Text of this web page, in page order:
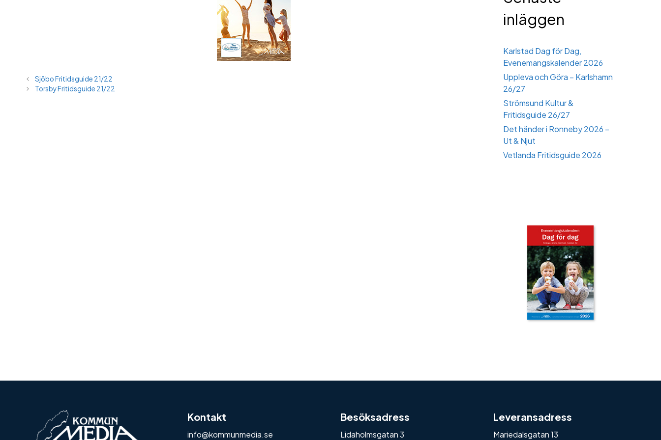
Sjöbo Fritidsguide 21/22
Torsby Fritidsguide 21/22
inläggen
Karlstad Dag för Dag,
Evenemangskalender 2026
Uppleva och Göra – Karlshamn
26/27
Strömsund Kultur &
Fritidsguide 26/27
Det händer i Ronneby 2026 –
Ut & Njut
Vetlanda Fritidsguide 2026
Kontakt
info@kommunmedia.se
Besöksadress
Lidaholmsgatan 3
Leveransadress
Mariedalsgatan 13